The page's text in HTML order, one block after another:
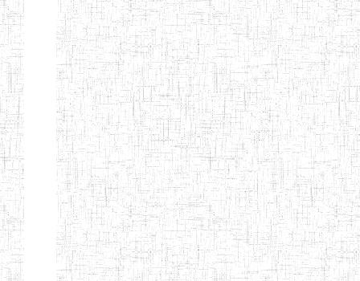
MODEL
INCLUSIVE
BILINGUAL
TEACHER
TRAINING
INSTITUTE
08/09/2015 ENIEG
CEFED/SPED/TTI
SANTA
17/11/2008 ENIEG
PTTC MBENGWI 06/08/1990 ENIEG